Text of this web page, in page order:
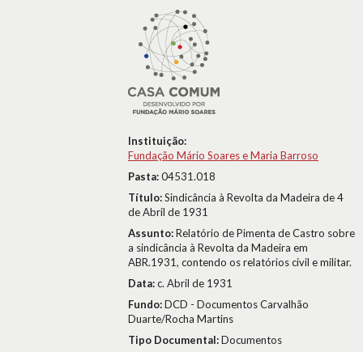
Instituição:
Fundação Mário Soares e Maria Barroso
Pasta:04531.018
Título:Sindicância à Revolta da Madeira de 4
de Abril de 1931
Assunto:Relatório de Pimenta de Castro sobre
a sindicância à Revolta da Madeira em
ABR.1931, contendo os relatórios civil e militar.
Data:c. Abril de 1931
Fundo:DCD - Documentos Carvalhão
Duarte/Rocha Martins
Tipo Documental:Documentos